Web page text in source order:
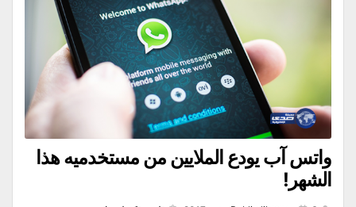
واتس آب يودع الملايين من مستخدميه هذا
الشهر!